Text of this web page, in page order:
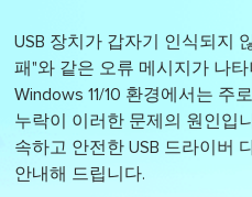
USB 장치가 갑자기 인식되지
패"와 같은 오류 메시지가 나
Windows 11/10 환경에서는 주
누락이 이러한 문제의 원인입
속하고 안전한 USB 드라이버
안내해 드립니다.